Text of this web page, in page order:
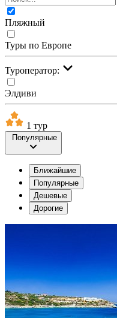
Пляжный
Туры по Европе
Туроператор:
Элдиви
1 тур
Популярные
Ближайшие
Популярные
Дешевые
Дорогие